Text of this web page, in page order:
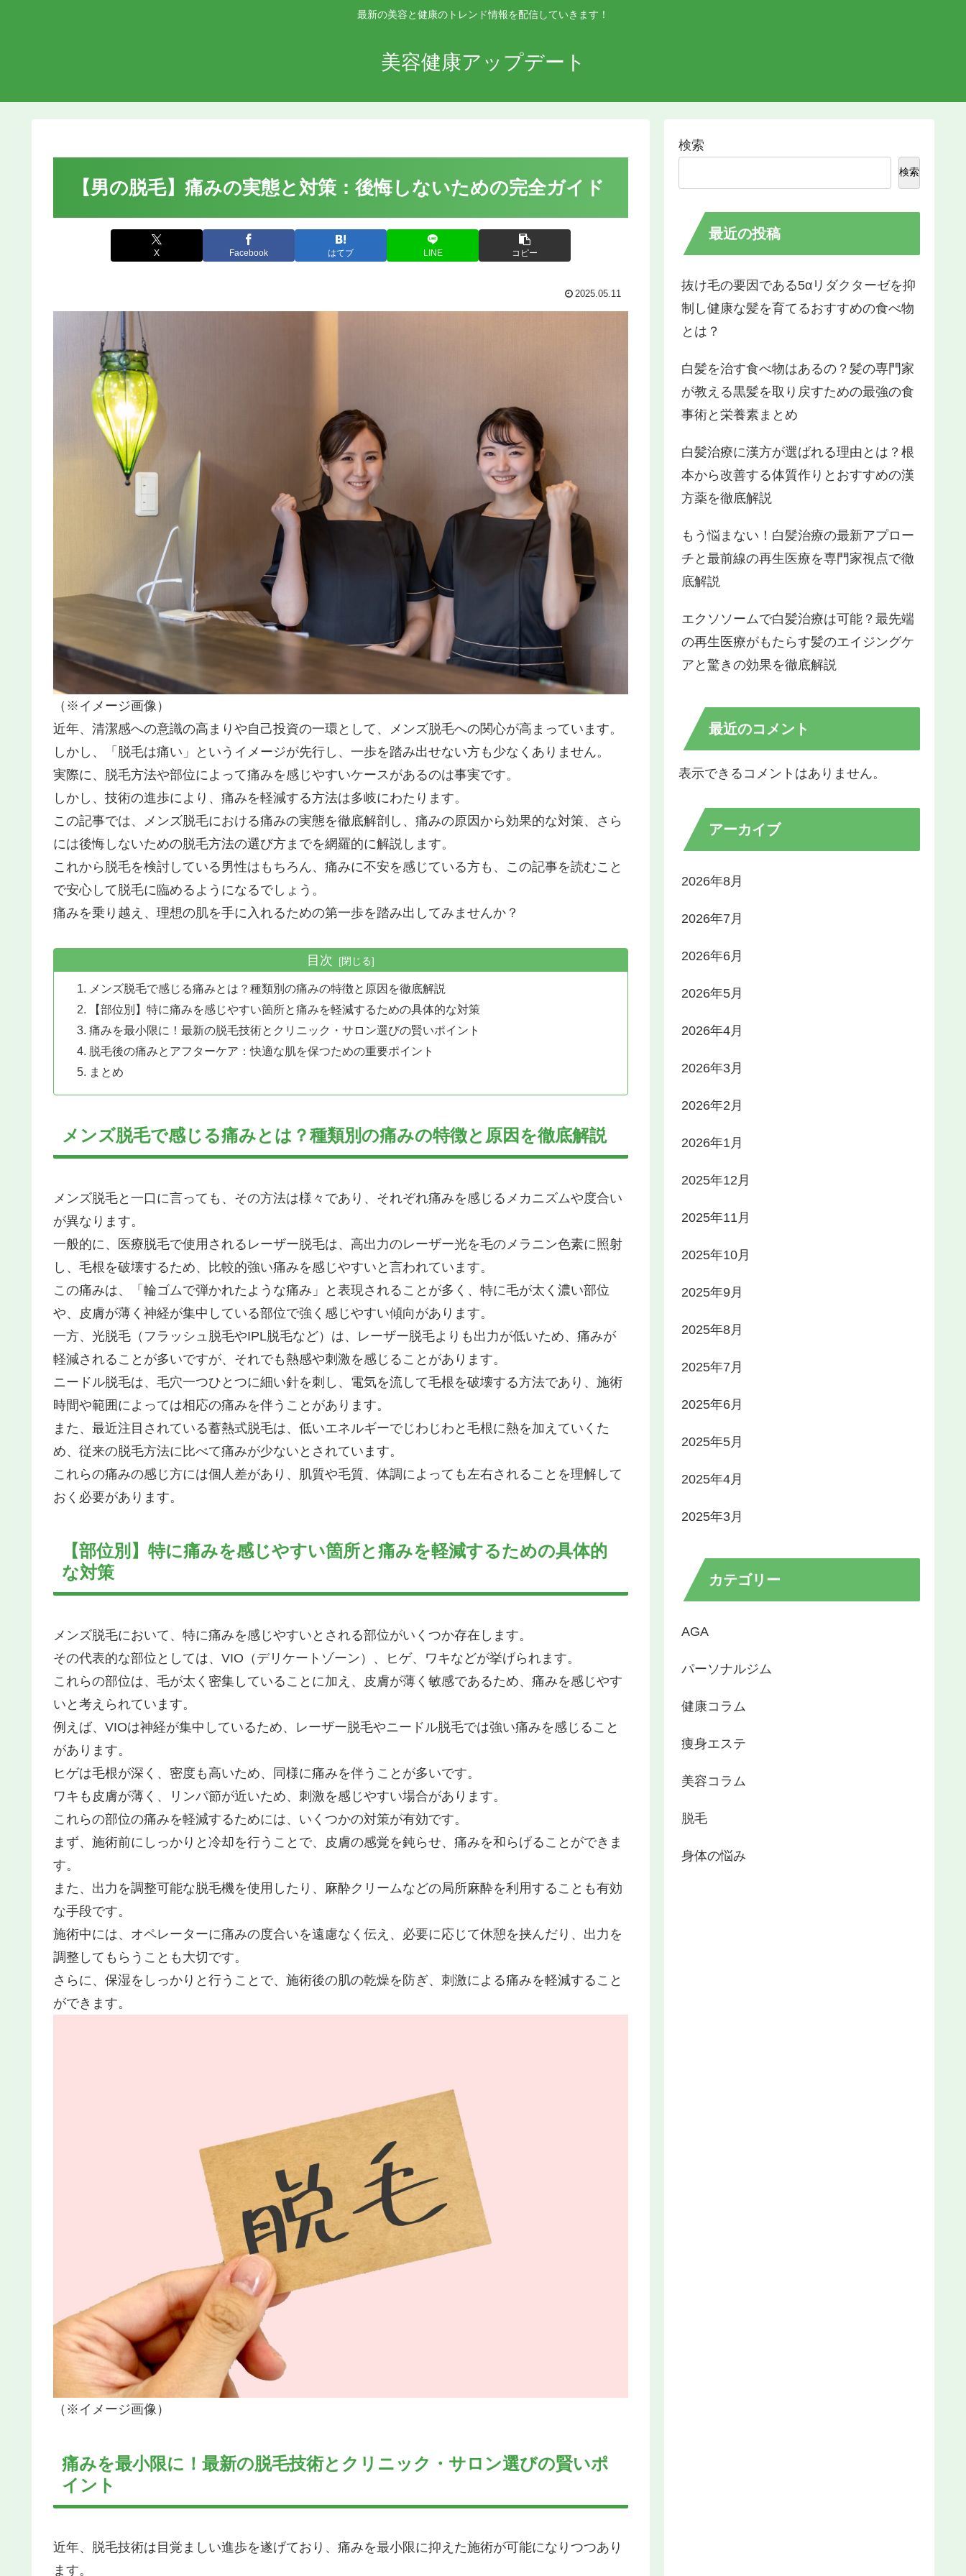
最新の美容と健康のトレンド情報を配信していきます！
美容健康アップデート
【男の脱毛】痛みの実態と対策：後悔しないための完全ガイド
X Facebook はてブ LINE コピー
2025.05.11
（※イメージ画像）
近年、清潔感への意識の高まりや自己投資の一環として、メンズ脱毛への関心が高まっています。
しかし、「脱毛は痛い」というイメージが先行し、一歩を踏み出せない方も少なくありません。
実際に、脱毛方法や部位によって痛みを感じやすいケースがあるのは事実です。
しかし、技術の進歩により、痛みを軽減する方法は多岐にわたります。
この記事では、メンズ脱毛における痛みの実態を徹底解剖し、痛みの原因から効果的な対策、さら
には後悔しないための脱毛方法の選び方までを網羅的に解説します。
これから脱毛を検討している男性はもちろん、痛みに不安を感じている方も、この記事を読むこと
で安心して脱毛に臨めるようになるでしょう。
痛みを乗り越え、理想の肌を手に入れるための第一歩を踏み出してみませんか？
目次
メンズ脱毛で感じる痛みとは？種類別の痛みの特徴と原因を徹底解説
【部位別】特に痛みを感じやすい箇所と痛みを軽減するための具体的な対策
痛みを最小限に！最新の脱毛技術とクリニック・サロン選びの賢いポイント
脱毛後の痛みとアフターケア：快適な肌を保つための重要ポイント
まとめ
メンズ脱毛で感じる痛みとは？種類別の痛みの特徴と原因を徹底解説
メンズ脱毛と一口に言っても、その方法は様々であり、それぞれ痛みを感じるメカニズムや度合い
が異なります。
一般的に、医療脱毛で使用されるレーザー脱毛は、高出力のレーザー光を毛のメラニン色素に照射
し、毛根を破壊するため、比較的強い痛みを感じやすいと言われています。
この痛みは、「輪ゴムで弾かれたような痛み」と表現されることが多く、特に毛が太く濃い部位
や、皮膚が薄く神経が集中している部位で強く感じやすい傾向があります。
一方、光脱毛（フラッシュ脱毛やIPL脱毛など）は、レーザー脱毛よりも出力が低いため、痛みが
軽減されることが多いですが、それでも熱感や刺激を感じることがあります。
ニードル脱毛は、毛穴一つひとつに細い針を刺し、電気を流して毛根を破壊する方法であり、施術
時間や範囲によっては相応の痛みを伴うことがあります。
また、最近注目されている蓄熱式脱毛は、低いエネルギーでじわじわと毛根に熱を加えていくた
め、従来の脱毛方法に比べて痛みが少ないとされています。
これらの痛みの感じ方には個人差があり、肌質や毛質、体調によっても左右されることを理解して
おく必要があります。
【部位別】特に痛みを感じやすい箇所と痛みを軽減するための具体的
な対策
メンズ脱毛において、特に痛みを感じやすいとされる部位がいくつか存在します。
その代表的な部位としては、VIO（デリケートゾーン）、ヒゲ、ワキなどが挙げられます。
これらの部位は、毛が太く密集していることに加え、皮膚が薄く敏感であるため、痛みを感じやす
いと考えられています。
例えば、VIOは神経が集中しているため、レーザー脱毛やニードル脱毛では強い痛みを感じること
があります。
ヒゲは毛根が深く、密度も高いため、同様に痛みを伴うことが多いです。
ワキも皮膚が薄く、リンパ節が近いため、刺激を感じやすい場合があります。
これらの部位の痛みを軽減するためには、いくつかの対策が有効です。
まず、施術前にしっかりと冷却を行うことで、皮膚の感覚を鈍らせ、痛みを和らげることができま
す。
また、出力を調整可能な脱毛機を使用したり、麻酔クリームなどの局所麻酔を利用することも有効
な手段です。
施術中には、オペレーターに痛みの度合いを遠慮なく伝え、必要に応じて休憩を挟んだり、出力を
調整してもらうことも大切です。
さらに、保湿をしっかりと行うことで、施術後の肌の乾燥を防ぎ、刺激による痛みを軽減すること
ができます。
（※イメージ画像）
痛みを最小限に！最新の脱毛技術とクリニック・サロン選びの賢いポ
イント
近年、脱毛技術は目覚ましい進歩を遂げており、痛みを最小限に抑えた施術が可能になりつつあり
ます。
検索
検索
最近の投稿
抜け毛の要因である5αリダクターゼを抑
制し健康な髪を育てるおすすめの食べ物
とは？
白髪を治す食べ物はあるの？髪の専門家
が教える黒髪を取り戻すための最強の食
事術と栄養素まとめ
白髪治療に漢方が選ばれる理由とは？根
本から改善する体質作りとおすすめの漢
方薬を徹底解説
もう悩まない！白髪治療の最新アプロー
チと最前線の再生医療を専門家視点で徹
底解説
エクソソームで白髪治療は可能？最先端
の再生医療がもたらす髪のエイジングケ
アと驚きの効果を徹底解説
最近のコメント
表示できるコメントはありません。
アーカイブ
2026年8月
2026年7月
2026年6月
2026年5月
2026年4月
2026年3月
2026年2月
2026年1月
2025年12月
2025年11月
2025年10月
2025年9月
2025年8月
2025年7月
2025年6月
2025年5月
2025年4月
2025年3月
カテゴリー
AGA
パーソナルジム
健康コラム
痩身エステ
美容コラム
脱毛
身体の悩み